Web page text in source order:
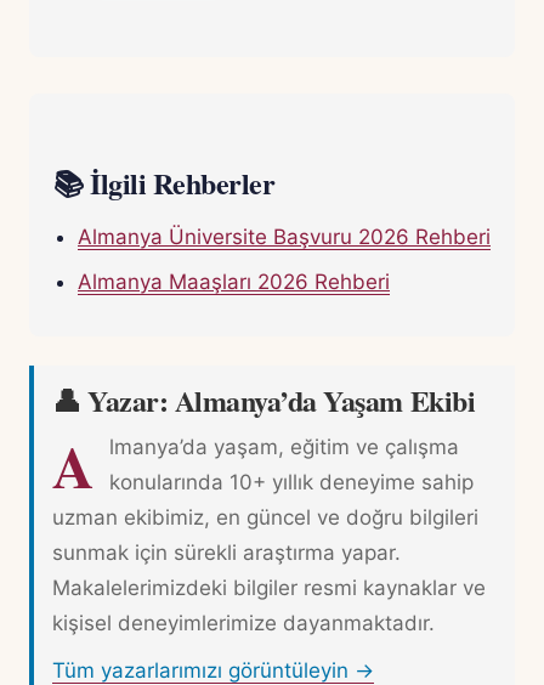
📚 İlgili Rehberler
Almanya Üniversite Başvuru 2026 Rehberi
Almanya Maaşları 2026 Rehberi
👤 Yazar: Almanya’da Yaşam Ekibi
A
lmanya’da yaşam, eğitim ve çalışma
konularında 10+ yıllık deneyime sahip
uzman ekibimiz, en güncel ve doğru bilgileri
sunmak için sürekli araştırma yapar.
Makalelerimizdeki bilgiler resmi kaynaklar ve
kişisel deneyimlerimize dayanmaktadır.
Tüm yazarlarımızı görüntüleyin →